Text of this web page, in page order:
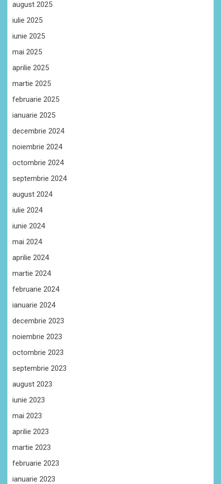
august 2025
iulie 2025
iunie 2025
mai 2025
aprilie 2025
martie 2025
februarie 2025
ianuarie 2025
decembrie 2024
noiembrie 2024
octombrie 2024
septembrie 2024
august 2024
iulie 2024
iunie 2024
mai 2024
aprilie 2024
martie 2024
februarie 2024
ianuarie 2024
decembrie 2023
noiembrie 2023
octombrie 2023
septembrie 2023
august 2023
iunie 2023
mai 2023
aprilie 2023
martie 2023
februarie 2023
ianuarie 2023